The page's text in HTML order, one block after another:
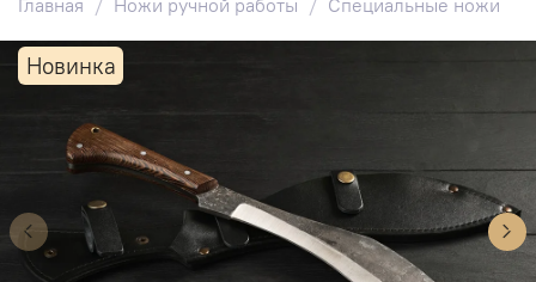
Главная Ножи ручной работы Специальные ножи
Новинка